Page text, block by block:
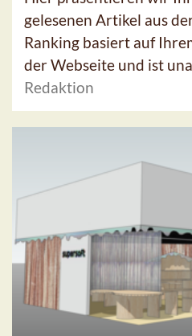
gelesenen Artikel aus
Ranking basiert auf
der Webseite und ist
Redaktion